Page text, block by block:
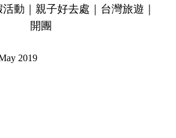
動｜親子好去處｜台灣旅遊｜
開團
2019